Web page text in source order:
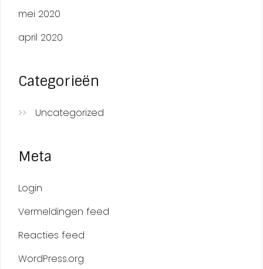
mei 2020
april 2020
Categorieën
Uncategorized
Meta
Login
Vermeldingen feed
Reacties feed
WordPress.org